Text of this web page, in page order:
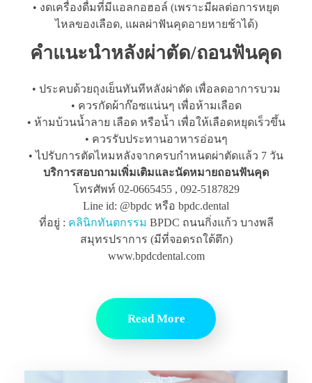
• งดเครื่องดื่มที่มีแอลกอฮอล์ (เพราะมีผลต่อการหยุด
ไหลของเลือด, แผลผ่าฟันคุดอายหายช้าได้)
คำแนะนำหลังผ่าตัด/ถอนฟันคุด
• ประคบด้วยถุงเย็นทันทีหลังผ่าตัด เพื่อลดอาการบวม
• ควรกัดผ้าก๊อซแน่นๆ เพื่อห้ามเลือด
• ห้ามบ้วนน้ำลาย เลือด หรือน้ำ เพื่อให้เลือดหยุดเร็วขึ้น
• ควรรับประทานอาหารอ่อนๆ
• ไปรับการตัดไหมหลังจากครบกำหนดผ่าตัดแล้ว 7 วัน
บริการสอบถามเพิ่มเติมและนัดหมายถอนฟันคุด
โทรศัพท์ 02-0665455 , 092-5187829
Line id: @bpdc หรือ bpdc.dental
ที่อยู่ : คลินิกทันตกรรม BPDC ถนนกิ่งแก้ว บางพลี
สมุทรปราการ (มีที่จอดรถใต้ตึก)
www.bpdcdental.com
Read More